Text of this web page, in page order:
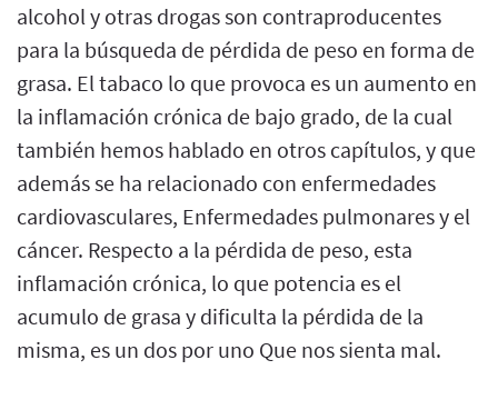
alcohol y otras drogas son contraproducentes
para la búsqueda de pérdida de peso en forma de
grasa. El tabaco lo que provoca es un aumento en
la inflamación crónica de bajo grado, de la cual
también hemos hablado en otros capítulos, y que
además se ha relacionado con enfermedades
cardiovasculares, Enfermedades pulmonares y el
cáncer. Respecto a la pérdida de peso, esta
inflamación crónica, lo que potencia es el
acumulo de grasa y dificulta la pérdida de la
misma, es un dos por uno Que nos sienta mal.